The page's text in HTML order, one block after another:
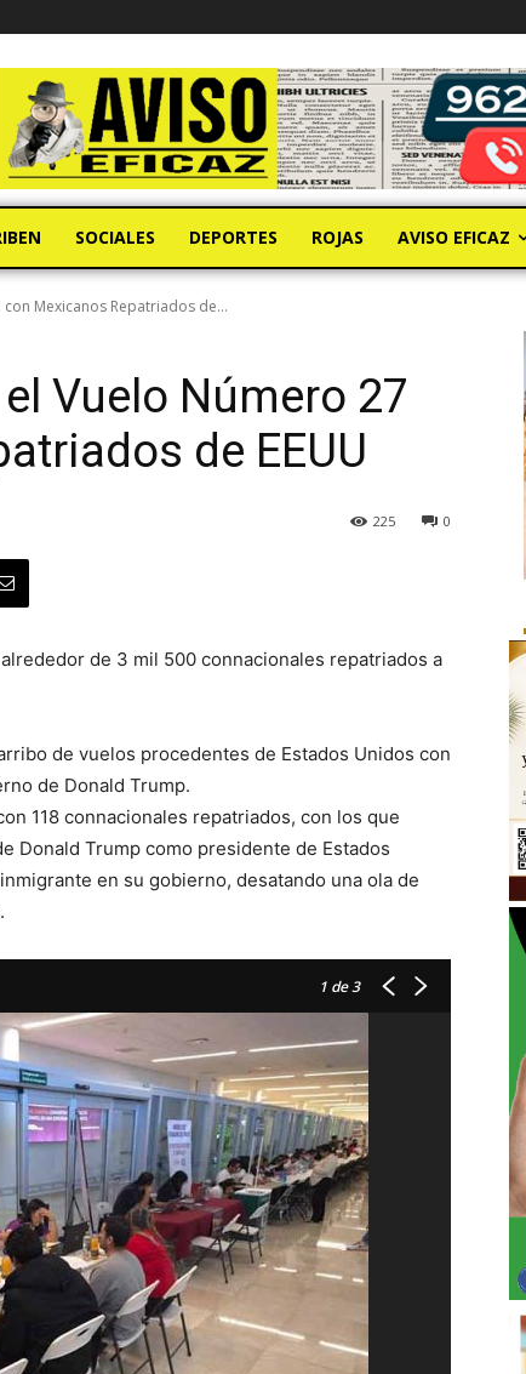
SOCIALES DEPORTES ROJAS AVISO EFICAZ
Mexicanos Repatriados de...
Vuelo Número 27
de EEUU
0
225
de 3 mil 500 connacionales repatriados a
de vuelos procedentes de Estados Unidos con
de Donald Trump.
118 connacionales repatriados, con los que
Donald Trump como presidente de Estados
en su gobierno, desatando una ola de
1 de 3